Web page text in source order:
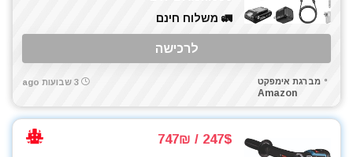
🚛 משלוח חינם
לרכישה
מברגת אימפקט
Amazon
3 שבועות ago
247$ / 747₪